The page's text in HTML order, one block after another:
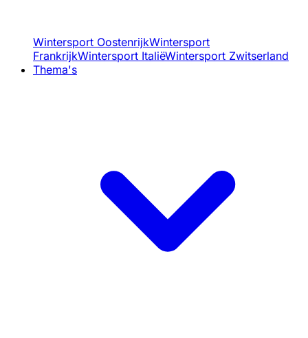
Wintersport OostenrijkWintersport
FrankrijkWintersport ItaliëWintersport Zwitserland
Thema's